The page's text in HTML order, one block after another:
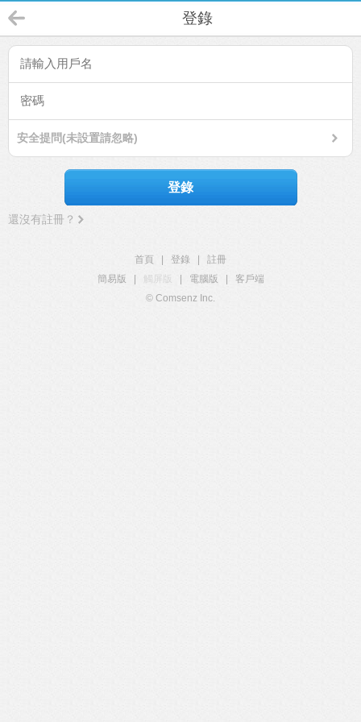
登錄
安全提問(未設置請忽略)
登錄
還沒有註冊？
首頁 登錄
註冊
簡易版
觸屏版 電腦版
客戶端
© Comsenz Inc.